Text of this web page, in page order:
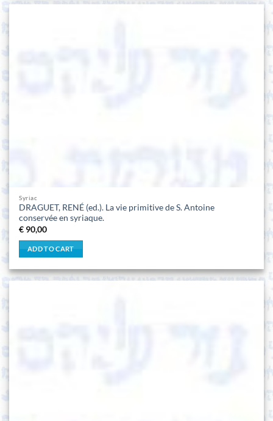
Syriac
DRAGUET, RENÉ (ed.). La vie primitive de S. Antoine
conservée en syriaque.
€ 90,00
ADD TO CART